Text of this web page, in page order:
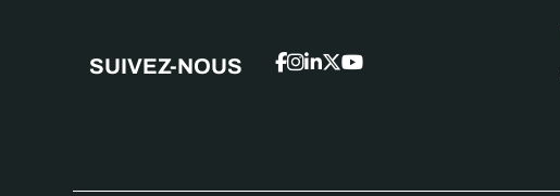
SUIVEZ-NOUS